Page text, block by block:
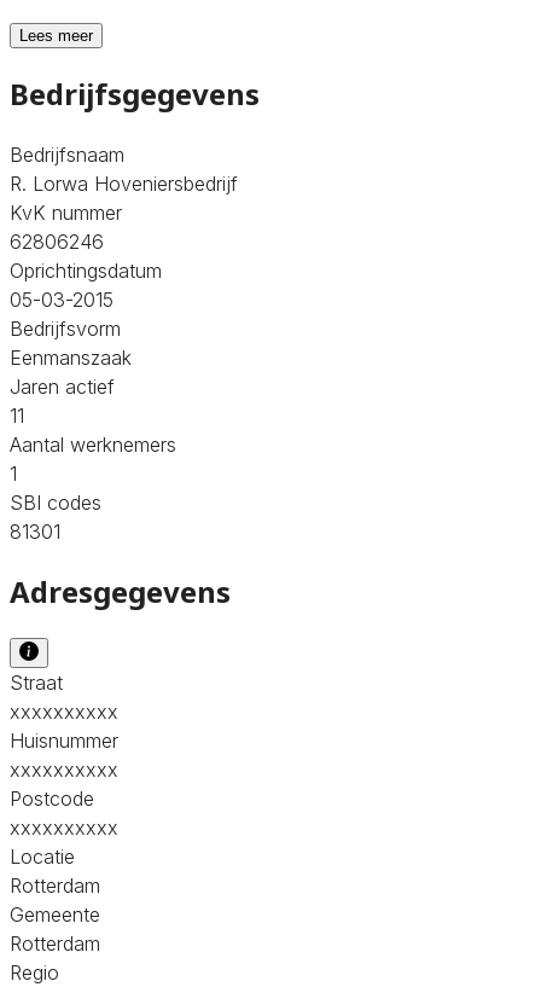
Lees meer
Bedrijfsgegevens
Bedrijfsnaam
R. Lorwa Hoveniersbedrijf
KvK nummer
62806246
Oprichtingsdatum
05-03-2015
Bedrijfsvorm
Eenmanszaak
Jaren actief
11
Aantal werknemers
1
SBI codes
81301
Adresgegevens
Straat
xxxxxxxxxx
Huisnummer
xxxxxxxxxx
Postcode
xxxxxxxxxx
Locatie
Rotterdam
Gemeente
Rotterdam
Regio